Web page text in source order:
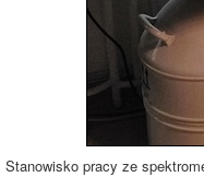
Stanowisko pracy ze